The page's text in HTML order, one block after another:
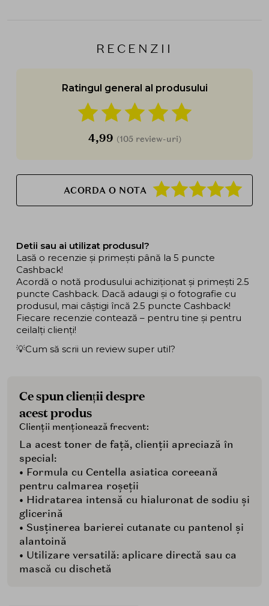
RECENZII
Ratingul general al produsului
4,99 (105 review-uri)
ACORDA O NOTA
Detii sau ai utilizat produsul?
Lasă o recenzie și primești până la 5 puncte
Cashback!
Acordă o notă produsului achiziționat și primești 2.5
puncte Cashback. Dacă adaugi și o fotografie cu
produsul, mai câștigi încă 2.5 puncte Cashback!
Fiecare recenzie contează – pentru tine și pentru
ceilalți clienți!
💡Cum să scrii un review super util?
Ce spun clienții despre
acest produs
Clienții menționează frecvent:
La acest toner de față, clienții apreciază în
special:
• Formula cu Centella asiatica coreeană
pentru calmarea roșeții
• Hidratarea intensă cu hialuronat de sodiu și
glicerină
• Susținerea barierei cutanate cu pantenol și
alantoină
• Utilizare versatilă: aplicare directă sau ca
mască cu dischetă